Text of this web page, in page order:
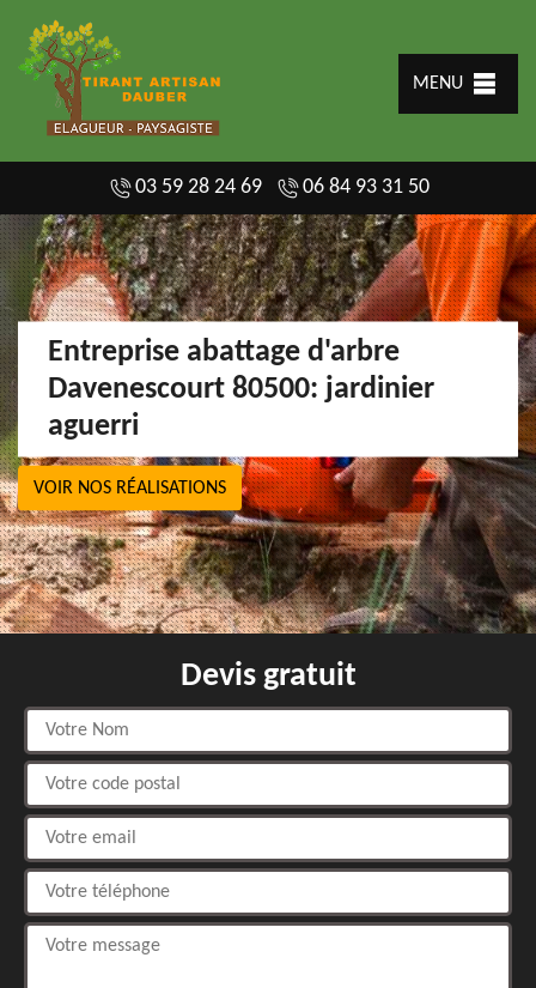
MENU
03 59 28 24 69 06 84 93 31 50
Entreprise abattage d'arbre
Davenescourt 80500: jardinier
aguerri
VOIR NOS RÉALISATIONS
Devis gratuit